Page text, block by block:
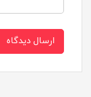
ارسال دیدگاه